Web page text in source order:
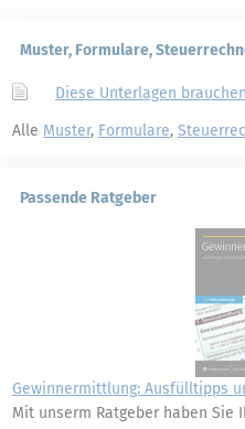
Muster, Formulare,
Diese Unterlagen
Alle Muster, Formulare,
Passende Ratgeber
Gewinnermittlung: Ausfülltipps
Mit unserm Ratgeber haben Sie